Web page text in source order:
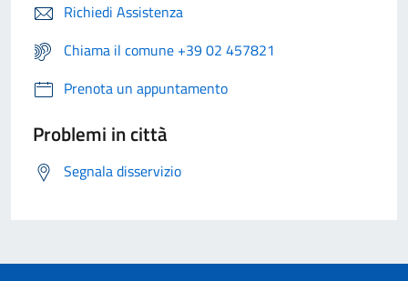
Richiedi Assistenza
Chiama il comune +39 02 457821
Prenota un appuntamento
Problemi in città
Segnala disservizio